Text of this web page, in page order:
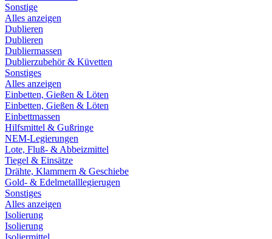
Sonstige
Alles anzeigen
Dublieren
Dublieren
Dubliermassen
Dublierzubehör & Küvetten
Sonstiges
Alles anzeigen
Einbetten, Gießen & Löten
Einbetten, Gießen & Löten
Einbettmassen
Hilfsmittel & Gußringe
NEM-Legierungen
Lote, Fluß- & Abbeizmittel
Tiegel & Einsätze
Drähte, Klammern & Geschiebe
Gold- & Edelmetalllegierugen
Sonstiges
Alles anzeigen
Isolierung
Isolierung
Isoliermittel